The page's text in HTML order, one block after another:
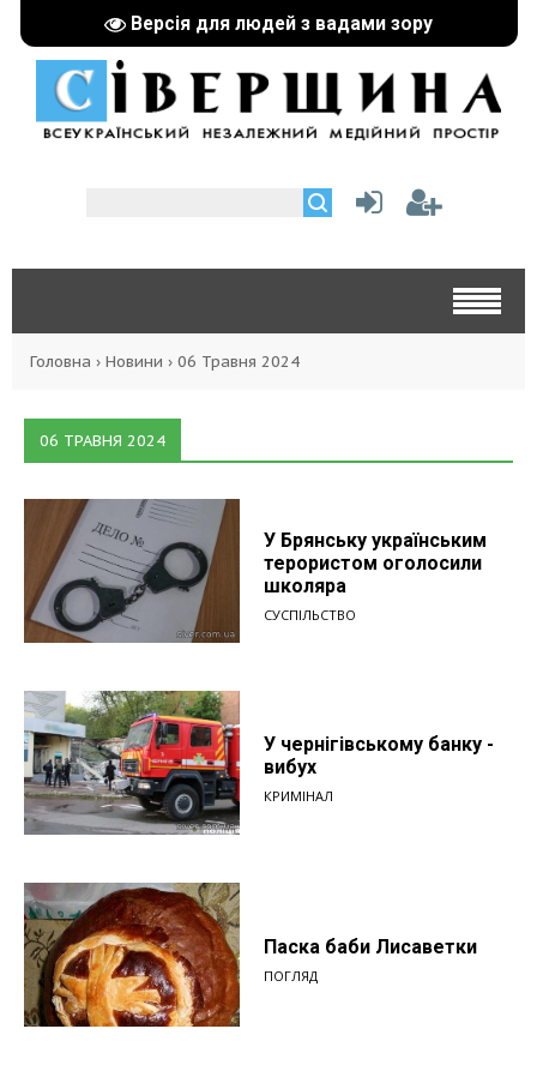
Версія для людей з вадами зору
Головна › Новини › 06 Травня 2024
06 ТРАВНЯ 2024
У Брянську українським
терористом оголосили
школяра
СУСПІЛЬСТВО
У чернігівському банку -
вибух
КРИМІНАЛ
Паска баби Лисаветки
ПОГЛЯД